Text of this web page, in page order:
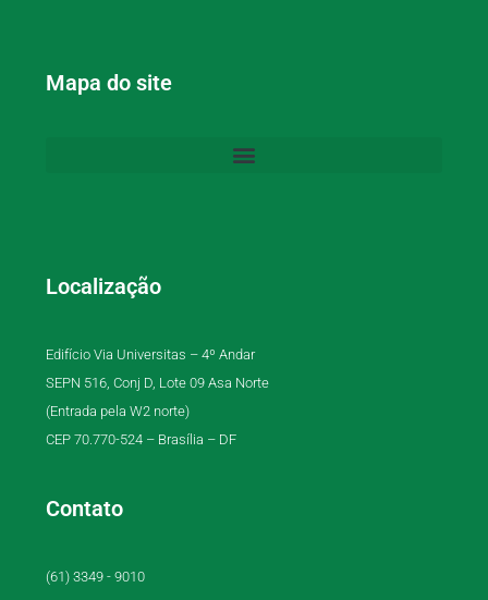
Mapa do site
Localização
Edifício Via Universitas – 4º Andar
SEPN 516, Conj D, Lote 09 Asa Norte
(Entrada pela W2 norte)
CEP 70.770-524 – Brasília – DF
Contato
(61) 3349 - 9010